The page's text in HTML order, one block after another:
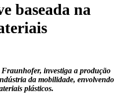
baseada na
investiga a produção
da mobilidade, envolvendo
plásticos.